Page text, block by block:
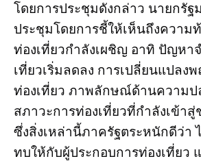
โดยการประชุมดังกล่าว นายกรัฐ
ประชุมโดยการชี้ให้เห็นถึงความ
ท่องเที่ยวกำลังเผชิญ อาทิ ปัญหา
เที่ยวเริ่มลดลง การเปลี่ยนแปลง
ท่องเที่ยว ภาพลักษณ์ด้านความป
สภาวะการท่องเที่ยวที่กำลังเข้าสู่
ซึ่งสิ่งเหล่านี้ภาครัฐตระหนักดีว่า
ทบให้กับผู้ประกอบการท่องเที่ยว